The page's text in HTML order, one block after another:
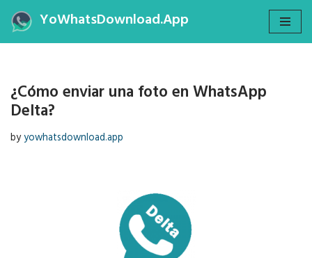
Skip
YoWhatsDownload.App
¿Cómo enviar una foto en WhatsApp
Delta?
byyowhatsdownload.app